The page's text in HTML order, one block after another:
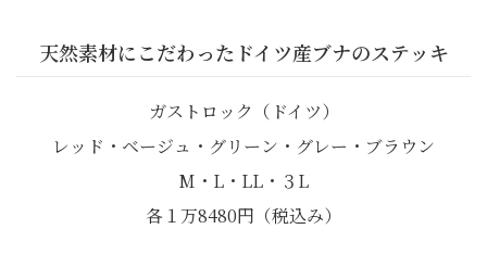
天然素材にこだわったドイツ産ブナのステッキ
ガストロック（ドイツ）
レッド・ベージュ・グリーン・グレー・ブラウン
M・L・LL・３L
各１万8480円（税込み）